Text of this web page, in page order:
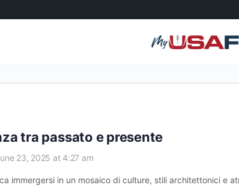
tra passato e presente
23, 2025 at 4:27 am
immergersi in un mosaico di culture, stili architettonici e